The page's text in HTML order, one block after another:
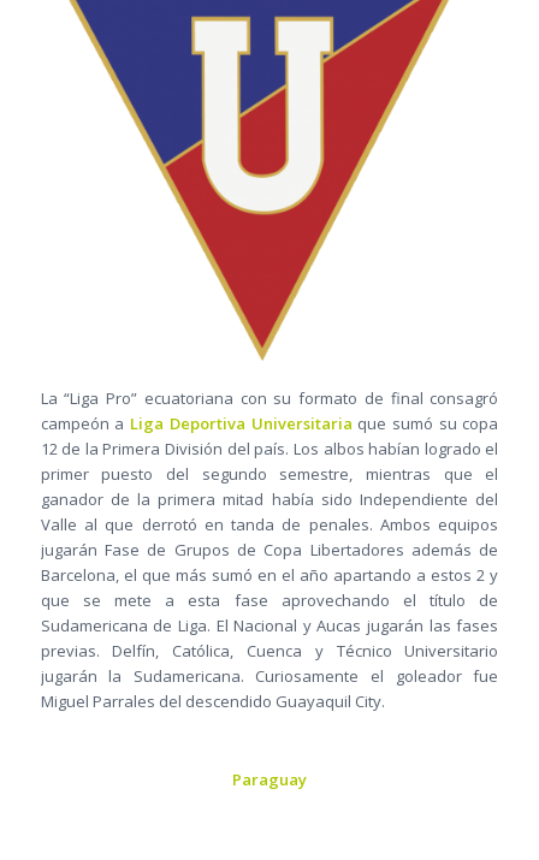
La “Liga Pro” ecuatoriana con su formato de final consagró
campeón a Liga Deportiva Universitaria que sumó su copa
12 de la Primera División del país. Los albos habían logrado el
primer puesto del segundo semestre, mientras que el
ganador de la primera mitad había sido Independiente del
Valle al que derrotó en tanda de penales. Ambos equipos
jugarán Fase de Grupos de Copa Libertadores además de
Barcelona, el que más sumó en el año apartando a estos 2 y
que se mete a esta fase aprovechando el título de
Sudamericana de Liga. El Nacional y Aucas jugarán las fases
previas. Delfín, Católica, Cuenca y Técnico Universitario
jugarán la Sudamericana. Curiosamente el goleador fue
Miguel Parrales del descendido Guayaquil City.
Paraguay